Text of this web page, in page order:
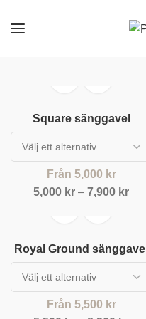
Square sänggavel
Från 5,000 kr
5,000 kr – 7,900 kr
Royal Ground sänggavel
Från 5,500 kr